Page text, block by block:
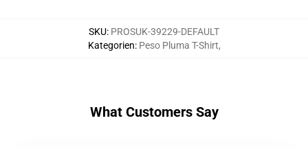
SKU: PROSUK-39229-DEFAULT
Kategorien: Peso Pluma T-Shirt,
What Customers Say